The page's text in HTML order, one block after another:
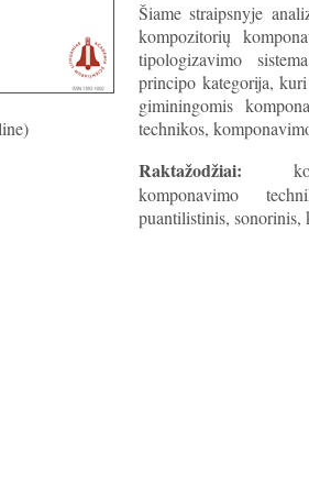
Šiame straipsnyje
kompozitorių
tipologizavimo
principo kategorija,
giminingomis
technikos,
Raktažodžiai:
komponavimo
puantilistinis, sonorinis,